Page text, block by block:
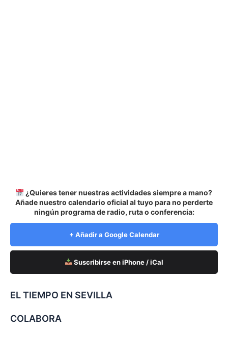
¿Quieres tener nuestras actividades siempre a mano?
Añade nuestro calendario oficial al tuyo para no perderte
ningún programa de radio, ruta o conferencia:
+ Añadir a Google Calendar
Suscribirse en iPhone / iCal
EL TIEMPO EN SEVILLA
COLABORA